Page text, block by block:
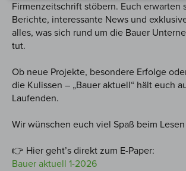
Firmenzeitschrift stöbern. Euch erwarten
Berichte, interessante News und
alles, was sich rund um die Bauer
tut.
Ob neue Projekte, besondere Erfolge
die Kulissen – „Bauer aktuell“ hält euch
Laufenden.
Wir wünschen euch viel Spaß beim
👉 Hier geht’s direkt zum E-Paper:
Bauer aktuell 1-2026